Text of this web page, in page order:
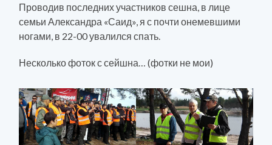
Проводив последних участников сешна, в лице
семьи Александра «Саид», я с почти онемевшими
ногами, в 22-00 увалился спать.
Несколько фоток с сейшна… (фотки не мои)